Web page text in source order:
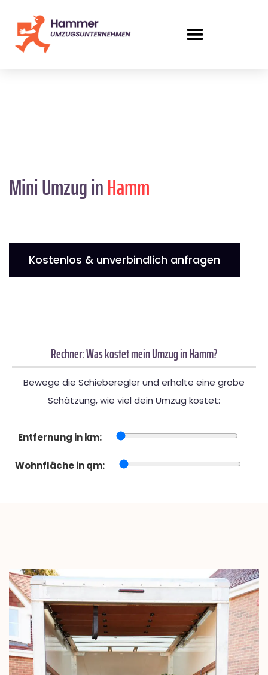
Mini Umzug inHamm
Kostenlos & unverbindlich anfragen
Rechner: Was kostet mein Umzug in Hamm?
Bewege die Schieberegler und erhalte eine grobe
Schätzung, wie viel dein Umzug kostet:
Entfernung in km:
Wohnfläche in qm: